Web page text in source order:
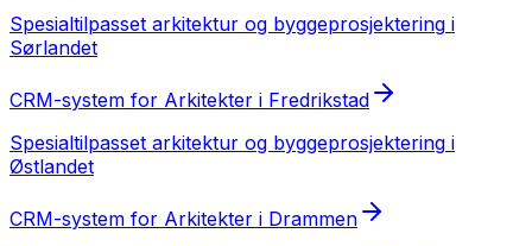
Spesialtilpasset arkitektur og byggeprosjektering i
Sørlandet
CRM-system for Arkitekter i Fredrikstad
Spesialtilpasset arkitektur og byggeprosjektering i
Østlandet
CRM-system for Arkitekter i Drammen